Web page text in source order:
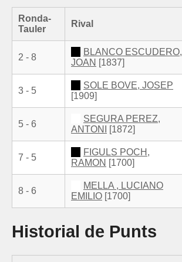
Ronda-
Tauler
Rival
2 - 8
BLANCO ESCUDERO,
JOAN [1837]
3 - 5
SOLE BOVE, JOSEP
[1909]
5 - 6
SEGURA PEREZ,
ANTONI
[1872]
7 - 5
FIGULS POCH,
RAMON [1700]
8 - 6
MELLA , LUCIANO
EMILIO [1700]
Historial de Punts